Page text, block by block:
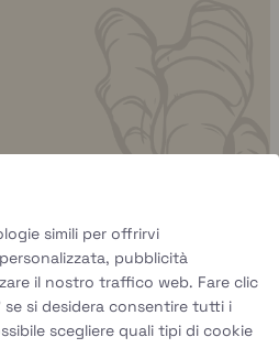
Segui su Instagram
simili per offrirvi
pubblicità
il nostro traffico web. Fare clic
si desidera consentire tutti i
scegliere quali tipi di cookie